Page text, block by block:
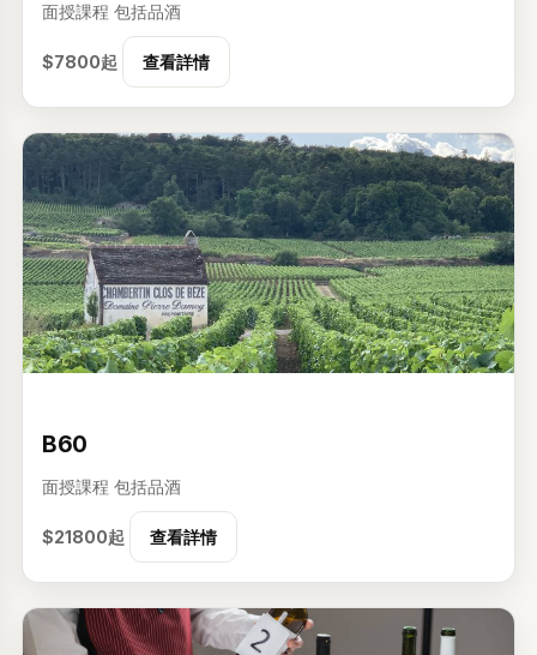
面授課程 包括品酒
$7800起 查看詳情
B60
面授課程 包括品酒
$21800起 查看詳情